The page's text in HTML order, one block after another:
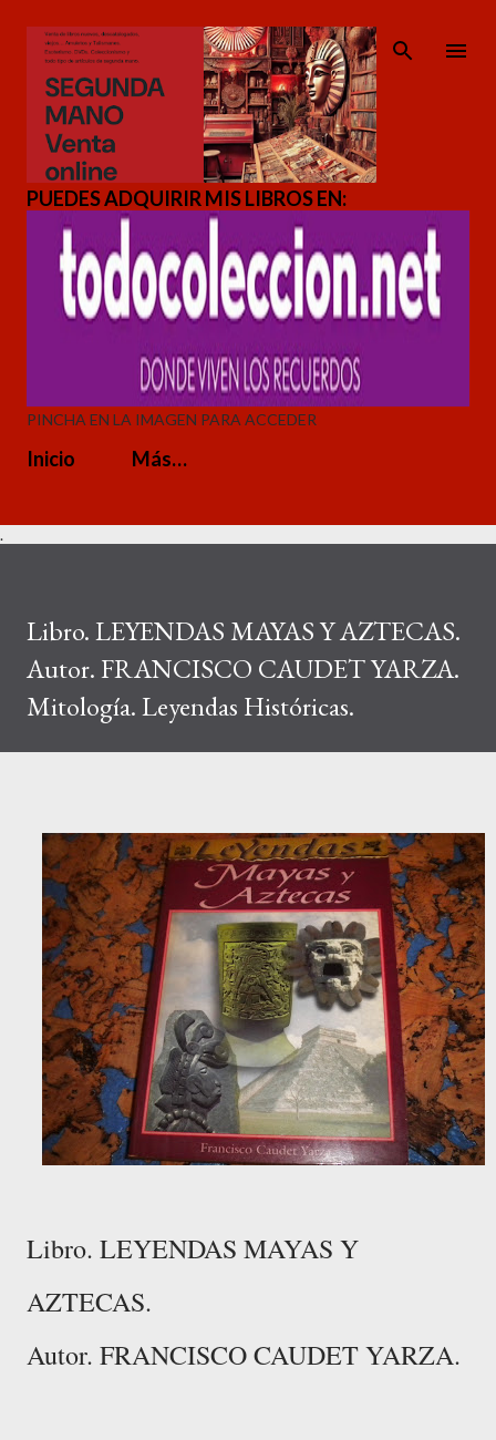
Ir al contenido principal
PUEDES ADQUIRIR MIS LIBROS EN:
PINCHA EN LA IMAGEN PARA ACCEDER
Inicio Más…
.
Libro. LEYENDAS MAYAS Y AZTECAS.
Autor. FRANCISCO CAUDET YARZA.
Mitología. Leyendas Históricas.
Libro. LEYENDAS MAYAS Y
AZTECAS.
Autor. FRANCISCO CAUDET YARZA.